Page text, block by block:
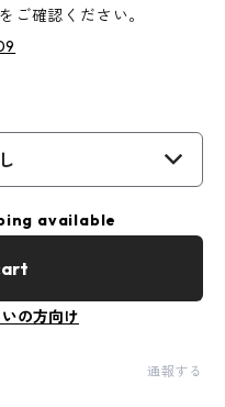
ご確認ください。
available
の方向け
通報する